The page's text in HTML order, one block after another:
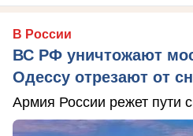
В России
ВС РФ уничтожают
Одессу отрезают от
Армия России режет пути